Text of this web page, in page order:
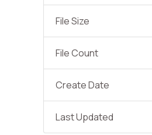
File Size
File Count
Create Date
Last Updated